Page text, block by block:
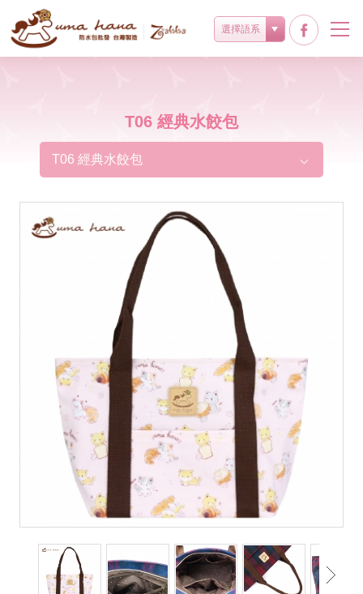
選擇語系
T06 經典水餃包
T06 經典水餃包